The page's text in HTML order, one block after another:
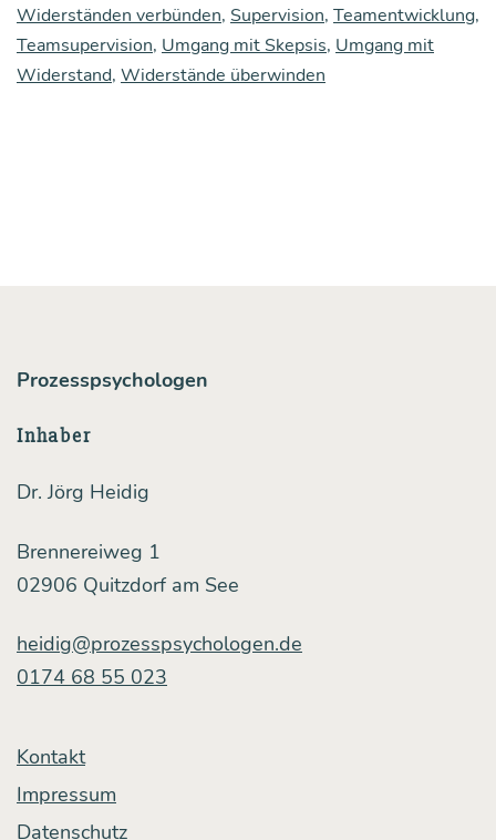
not­
wen­
Widerständen verbünden, Supervision, Teamentwicklung,
Teamsupervision, Umgang mit Skepsis, Umgang mit
Widerstand, Widerstände überwinden
Prozesspsychologen
Inhaber
Dr. Jörg Heidig
Brennereiweg 1
02906 Quitzdorf am See
heidig@prozesspsychologen.de
0174 68 55 023
Kontakt
Impressum
Datenschutz